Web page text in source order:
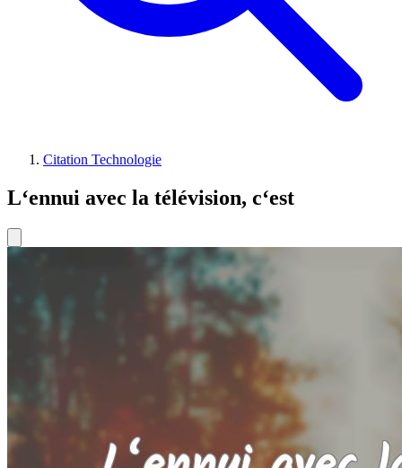
Citation Technologie
L‘ennui avec la télévision, c‘est